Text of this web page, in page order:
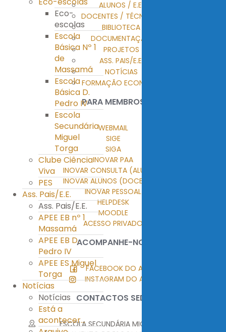
Eco-
escolas
Escola
Básica Nº 1
de
Massamá
Escola
Básica D.
Pedro IV
Escola
Secundária
Miguel
Torga
Clube Ciência
Viva
PES
Ass. Pais/E.E.
Ass. Pais/E.E.
APEE EB nº 1
Massamá
APEE EB D.
Pedro IV
APEE ES Miguel
Torga
Notícias
Notícias
Está a
acontecer...
ALUNOS / E.E.
DOCENTES / TÉCNICOS
BIBLIOTECA
DOCUMENTAÇÃO
PROJETOS
ASS. PAIS/E.E.
NOTÍCIAS
FORMAÇÃO ECONTENT
PARA MEMBROS
WEBMAIL
SIGE
SIGA
INOVAR PAA
INOVAR CONSULTA (ALUNOS)
INOVAR ALUNOS (DOCENTES)
INOVAR PESSOAL
HELPDESK
MOODLE
ACESSO PRIVADO
ACOMPANHE-NOS
FACEBOOK DO AEMT
INSTAGRAM DO AEMT
CONTACTOS SEDE
ESCOLA SECUNDÁRIA MIGUEL TORGA